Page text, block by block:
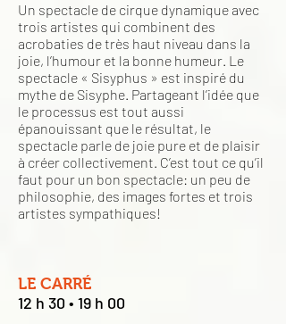
Un spectacle de cirque dynamique avec
trois artistes qui combinent des
acrobaties de très haut niveau dans la
joie, l’humour et la bonne humeur. Le
spectacle « Sisyphus » est inspiré du
mythe de Sisyphe. Partageant l’idée que
le processus est tout aussi
épanouissant que le résultat, le
spectacle parle de joie pure et de plaisir
à créer collectivement. C’est tout ce qu’il
faut pour un bon spectacle: un peu de
philosophie, des images fortes et trois
artistes sympathiques!
LE CARRÉ
12 h 30 • 19 h 00